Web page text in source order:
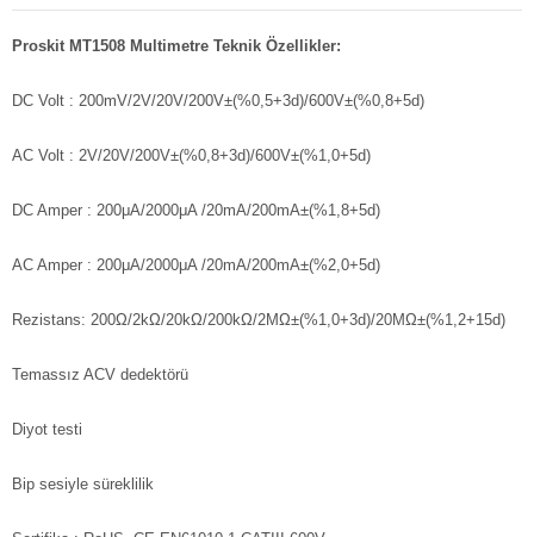
Proskit MT1508 Multimetre Teknik Özellikler:
DC Volt : 200mV/2V/20V/200V±(%0,5+3d)/600V±(%0,8+5d)
AC Volt : 2V/20V/200V±(%0,8+3d)/600V±(%1,0+5d)
DC Amper : 200μA/2000μA /20mA/200mA±(%1,8+5d)
AC Amper : 200μA/2000μA /20mA/200mA±(%2,0+5d)
Rezistans: 200Ω/2kΩ/20kΩ/200kΩ/2MΩ±(%1,0+3d)/20MΩ±(%1,2+15d)
Temassız ACV dedektörü
Diyot testi
Bip sesiyle süreklilik